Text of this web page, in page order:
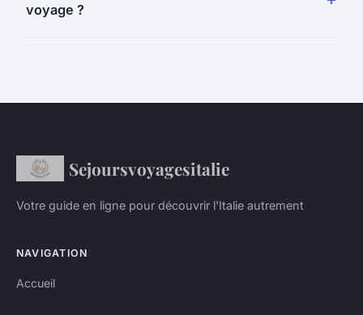
voyage ?
Sejoursvoyagesitalie
Votre guide en ligne pour découvrir l'Italie autrement
NAVIGATION
Accueil